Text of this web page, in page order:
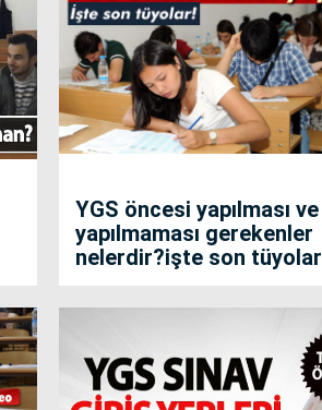
YGS öncesi yapılması ve
yapılmaması gerekenler
nelerdir?işte son tüyolar